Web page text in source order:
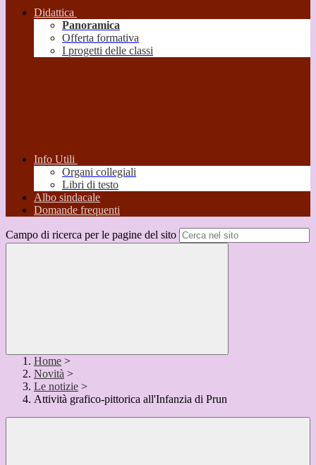
Didattica
Panoramica
Offerta formativa
I progetti delle classi
Info Utili
Organi collegiali
Libri di testo
Albo sindacale
Domande frequenti
Campo di ricerca per le pagine del sito
Home >
Novità >
Le notizie >
Attività grafico-pittorica all'Infanzia di Prun